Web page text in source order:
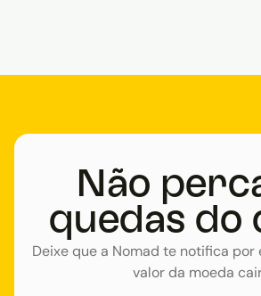
Não
quedas do
Deixe que a Nomad te notifica
valor da moeda